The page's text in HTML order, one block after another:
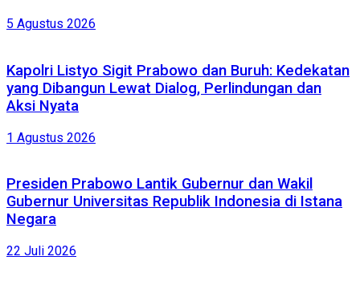
5 Agustus 2026
Kapolri Listyo Sigit Prabowo dan Buruh: Kedekatan
yang Dibangun Lewat Dialog, Perlindungan dan
Aksi Nyata
1 Agustus 2026
Presiden Prabowo Lantik Gubernur dan Wakil
Gubernur Universitas Republik Indonesia di Istana
Negara
22 Juli 2026